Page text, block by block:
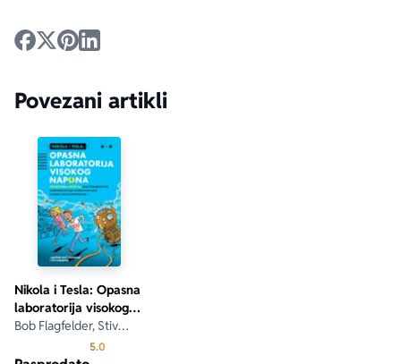
Povezani artikli
Nikola i Tesla: Opasna
laboratorija visokog
napona
Bob Flagfelder, Stiv
5.0